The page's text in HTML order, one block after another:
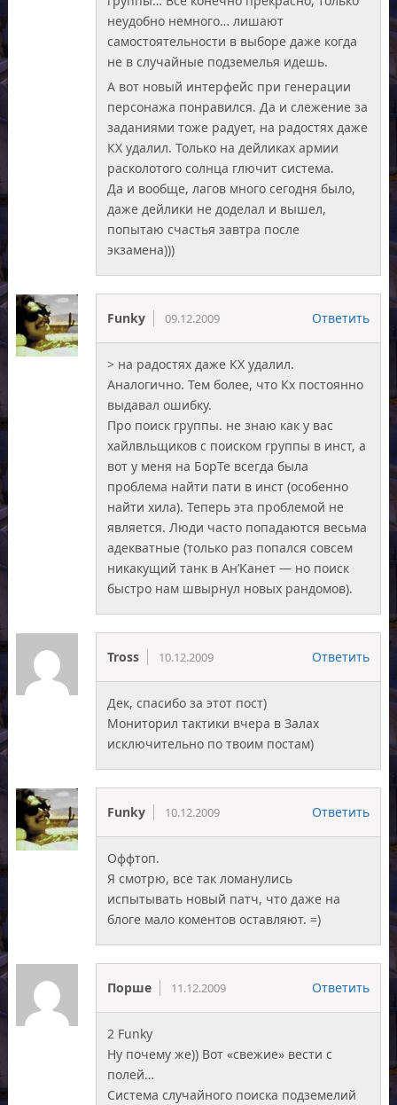
неудобно немного… лишают
самостоятельности в выборе даже когда
не в случайные подземелья идешь.
А вот новый интерфейс при генерации
персонажа понравился. Да и слежение за
заданиями тоже радует, на радостях даже
КХ удалил. Только на дейликах армии
расколотого солнца глючит система.
Да и вообще, лагов много сегодня было,
даже дейлики не доделал и вышел,
попытаю счастья завтра после
экзамена)))
Funky 09.12.2009 Ответить
> на радостях даже КХ удалил.
Аналогично. Тем более, что Кх постоянно
выдавал ошибку.
Про поиск группы. не знаю как у вас
хайлвльщиков с поиском группы в инст, а
вот у меня на БорТе всегда была
проблема найти пати в инст (особенно
найти хила). Теперь эта проблемой не
является. Люди часто попадаются весьма
адекватные (только раз попался совсем
никакущий танк в Ан’Канет — но поиск
быстро нам швырнул новых рандомов).
Tross 10.12.2009 Ответить
Дек, спасибо за этот пост)
Мониторил тактики вчера в Залах
исключительно по твоим постам)
Funky 10.12.2009 Ответить
Оффтоп.
Я смотрю, все так ломанулись
испытывать новый патч, что даже на
блоге мало коментов оставляют. =)
Порше 11.12.2009 Ответить
2 Funky
Ну почему же)) Вот «свежие» вести с
полей…
Система случайного поиска подземелий